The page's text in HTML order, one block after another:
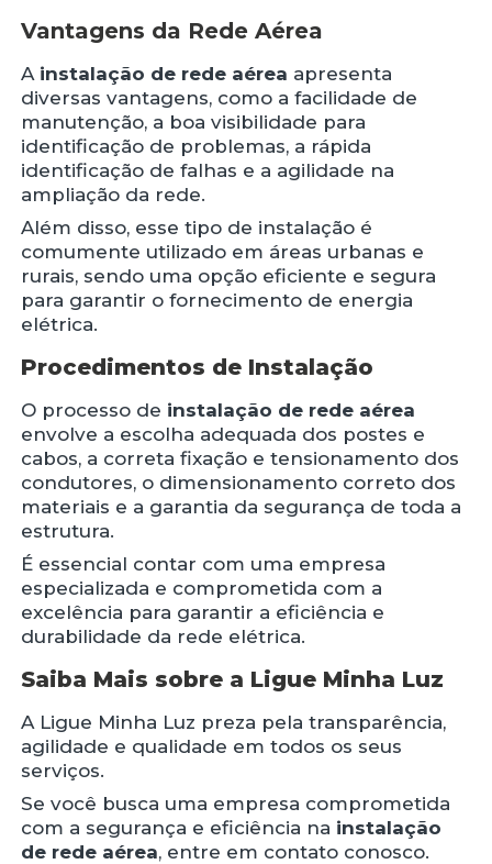
Vantagens da Rede Aérea
A instalação de rede aérea apresenta
diversas vantagens, como a facilidade de
manutenção, a boa visibilidade para
identificação de problemas, a rápida
identificação de falhas e a agilidade na
ampliação da rede.
Além disso, esse tipo de instalação é
comumente utilizado em áreas urbanas e
rurais, sendo uma opção eficiente e segura
para garantir o fornecimento de energia
elétrica.
Procedimentos de Instalação
O processo de instalação de rede aérea
envolve a escolha adequada dos postes e
cabos, a correta fixação e tensionamento dos
condutores, o dimensionamento correto dos
materiais e a garantia da segurança de toda a
estrutura.
É essencial contar com uma empresa
especializada e comprometida com a
excelência para garantir a eficiência e
durabilidade da rede elétrica.
Saiba Mais sobre a Ligue Minha Luz
A Ligue Minha Luz preza pela transparência,
agilidade e qualidade em todos os seus
serviços.
Se você busca uma empresa comprometida
com a segurança e eficiência na instalação
de rede aérea, entre em contato conosco.